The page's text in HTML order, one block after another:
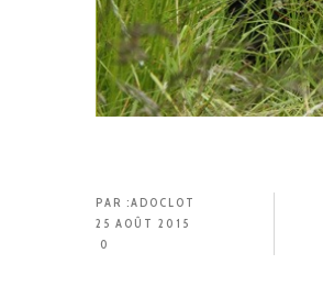
PAR :ADOCLOT
25 AOÛT 2015
0